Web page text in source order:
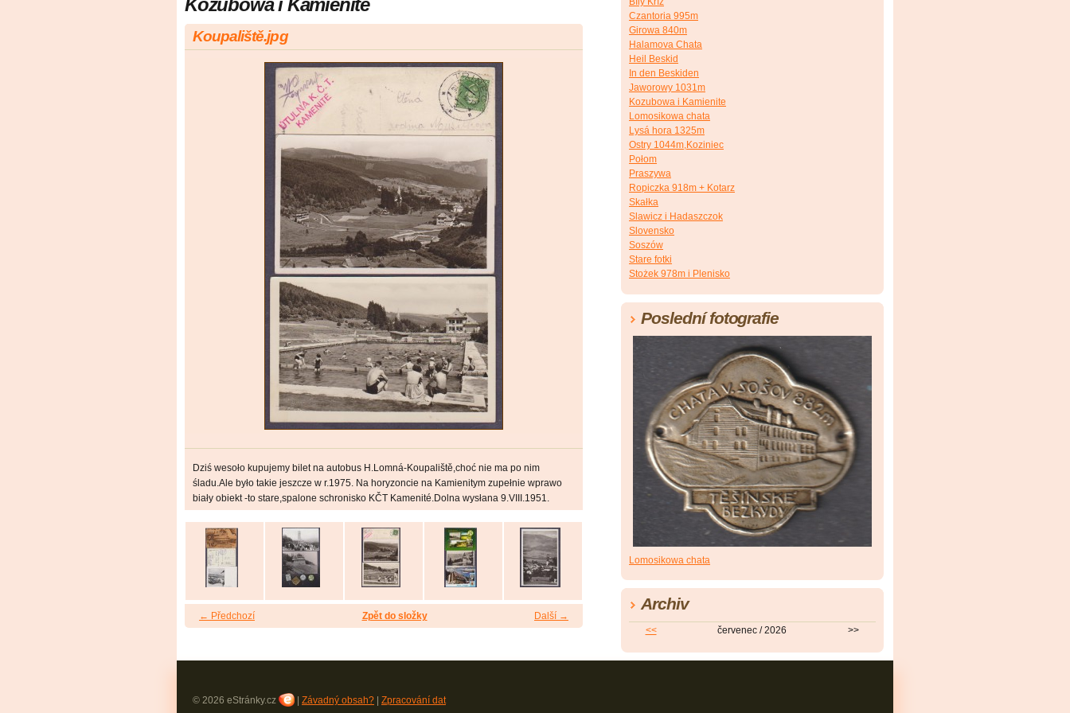
Kozubowa i Kamienite
Koupaliště.jpg
Dziś wesoło kupujemy bilet na autobus H.Lomná-Koupaliště,choć nie ma po nim
śladu.Ale było takie jeszcze w r.1975. Na horyzoncie na Kamienitym zupełnie wprawo
biały obiekt -to stare,spalone schronisko KČT Kamenité.Dolna wysłana 9.VIII.1951.
← Předchozí Další →
Zpět do složky
Czantoria 995m
Girowa 840m
Halamova Chata
Heil Beskid
In den Beskiden
Jaworowy 1031m
Kozubowa i Kamienite
Lomosikowa chata
Lysá hora 1325m
Ostry 1044m,Koziniec
Połom
Praszywa
Ropiczka 918m + Kotarz
Skałka
Slawicz i Hadaszczok
Slovensko
Soszów
Stare fotki
Stożek 978m i Plenisko
Poslední fotografie
Lomosikowa chata
Archiv
<< červenec / 2026 >>
© 2026 eStránky.cz Závadný obsah? Zpracování dat